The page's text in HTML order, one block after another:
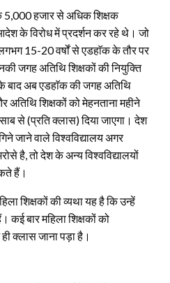
के 5,000 हजार से अधिक शिक्षक
के विरोध में प्रदर्शन कर रहे थे। जो
15-20 वर्षों से एडहाॅक के तौर पर
जगह अतिथि शिक्षकों की नियुक्ति
अब एडहाॅक की जगह अतिथि
अतिथि शिक्षकों को मेहनताना महीने
से (प्रति क्लास) दिया जाएगा। देश
जाने वाले विश्वविद्यालय अगर
है, तो देश के अन्य विश्वविद्यालयों
हैं।
शिक्षकों की व्यथा यह है कि उन्हें
कई बार महिला शिक्षकों को
क्लास जाना पड़ा है।